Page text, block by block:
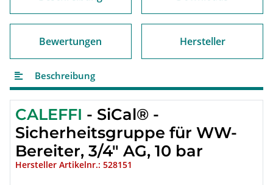
Bewertungen Hersteller
Beschreibung
CALEFFI - SiCal® -
Sicherheitsgruppe für WW-
Bereiter, 3/4" AG, 10 bar
Hersteller Artikelnr.: 528151